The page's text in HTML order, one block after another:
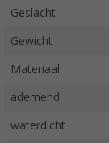
Geslacht
Gewicht
Materiaal
ademend
waterdicht